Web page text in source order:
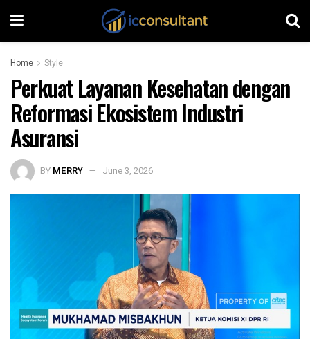
Home Style
Perkuat Layanan Kesehatan dengan
Reformasi Ekosistem Industri
Asuransi
BY MERRY June 3, 2026